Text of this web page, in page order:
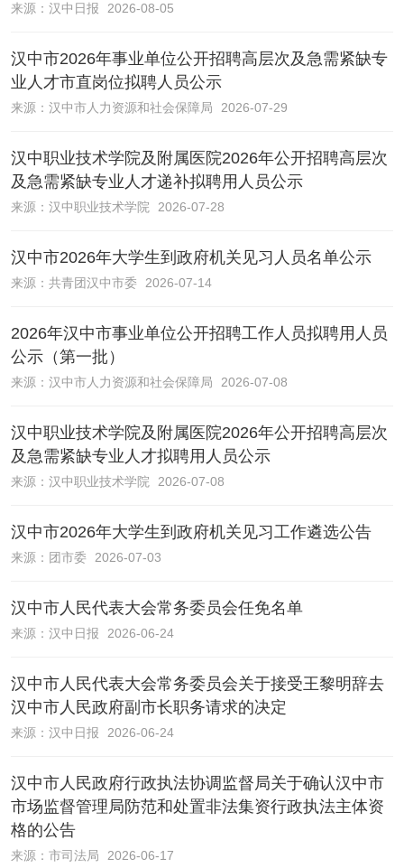
来源： 汉中日报 2026-08-05
汉中市2026年事业单位公开招聘高层次及急需紧缺专
业人才市直岗位拟聘人员公示
来源： 汉中市人力资源和社会保障局 2026-07-29
汉中职业技术学院及附属医院2026年公开招聘高层次
及急需紧缺专业人才递补拟聘用人员公示
来源： 汉中职业技术学院 2026-07-28
汉中市2026年大学生到政府机关见习人员名单公示
来源： 共青团汉中市委 2026-07-14
2026年汉中市事业单位公开招聘工作人员拟聘用人员
公示（第一批）
来源： 汉中市人力资源和社会保障局 2026-07-08
汉中职业技术学院及附属医院2026年公开招聘高层次
及急需紧缺专业人才拟聘用人员公示
来源： 汉中职业技术学院 2026-07-08
汉中市2026年大学生到政府机关见习工作遴选公告
来源： 团市委 2026-07-03
汉中市人民代表大会常务委员会任免名单
来源： 汉中日报 2026-06-24
汉中市人民代表大会常务委员会关于接受王黎明辞去
汉中市人民政府副市长职务请求的决定
来源： 汉中日报 2026-06-24
汉中市人民政府行政执法协调监督局关于确认汉中市
市场监督管理局防范和处置非法集资行政执法主体资
格的公告
来源： 市司法局 2026-06-17